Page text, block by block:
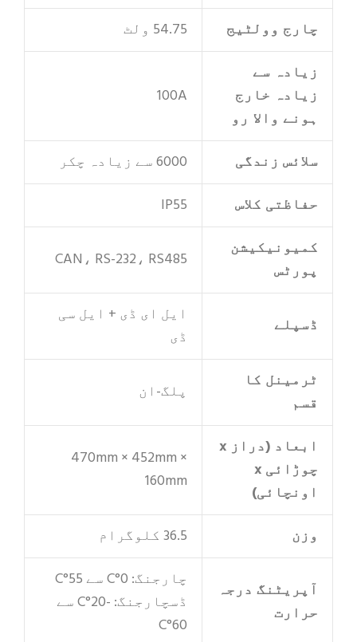
چارج وولٹیج
54.75 ولٹ
زیادہ سے
زیادہ خارج
ہونے والا رو
100A
سلائس زندگی
6000 سے زیادہ چکر
حفاظتی کلاس
IP55
کمیونیکیشن
پورٹس
CAN، RS-232، RS485
ڈسپلے
ایل ای ڈی + ایل سی
ڈی
ٹرمینل کا
قسم
پلگ-ان
ابعاد (دراز x
چوڑائی x
اونچائی)
470mm × 452mm ×
160mm
وزن 36.5 کلوگرام
آپریٹنگ درجہ
حرارت
چارجنگ: 0°C سے 55°C
ڈسچارجنگ: -20°C سے
60°C